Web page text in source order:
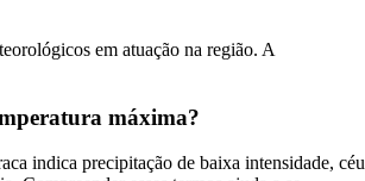
em atuação na região. A
máxima?
indica precipitação de baixa intensidade, céu